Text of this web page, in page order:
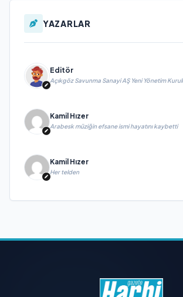
YAZARLAR
Editör
Açıkgöz Savunma Sanayi AŞ Yeni Yönetim
Kamil Hızer
Arabesk müziğin efsane ismi hayatını kaybetti
Kamil Hızer
Her telden